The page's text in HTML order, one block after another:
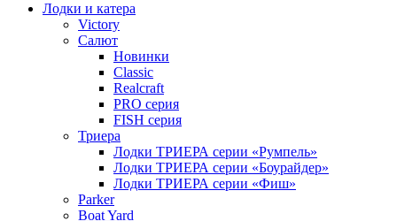
Лодки и катера
Victory
Салют
Новинки
Classic
Realcraft
PRO серия
FISH серия
Триера
Лодки ТРИЕРА серии «Румпель»
Лодки ТРИЕРА серии «Боурайдер»
Лодки ТРИЕРА серии «Фиш»
Parker
Boat Yard